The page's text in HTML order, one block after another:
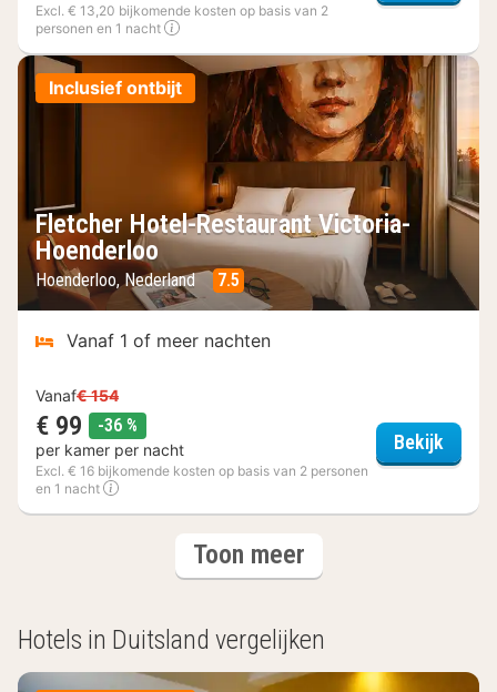
Excl. € 13,20 bijkomende kosten op basis van 2
personen en 1 nacht
Inclusief ontbijt
Fletcher Hotel-Restaurant Victoria-
Hoenderloo
Hoenderloo, Nederland 7.5
Vanaf 1 of meer nachten
Vanaf€ 154
€ 99 -36 %
per kamer per nacht
Excl. € 16 bijkomende kosten op basis van 2 personen
en 1 nacht
Bekijk
Toon meerhotels
Hotels in Duitsland vergelijken